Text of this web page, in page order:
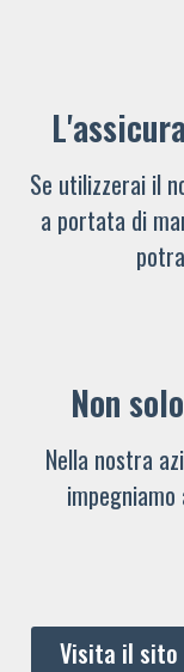
Se utilizzerai il
a portata di
Non
Nella nostra
Visita il sito